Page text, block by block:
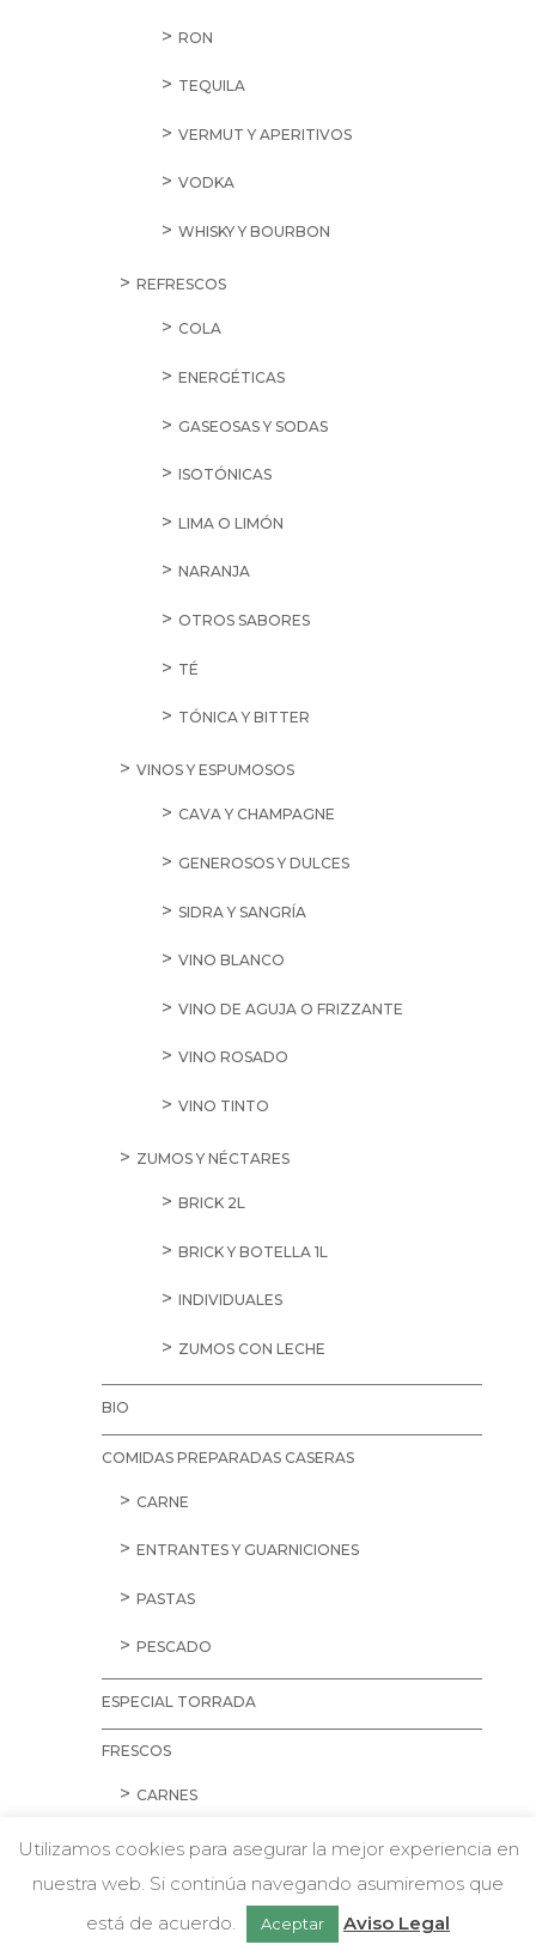
RON
TEQUILA
VERMUT Y APERITIVOS
VODKA
WHISKY Y BOURBON
REFRESCOS
COLA
ENERGÉTICAS
GASEOSAS Y SODAS
ISOTÓNICAS
LIMA O LIMÓN
NARANJA
OTROS SABORES
TÉ
TÓNICA Y BITTER
VINOS Y ESPUMOSOS
CAVA Y CHAMPAGNE
GENEROSOS Y DULCES
SIDRA Y SANGRÍA
VINO BLANCO
VINO DE AGUJA O FRIZZANTE
VINO ROSADO
VINO TINTO
ZUMOS Y NÉCTARES
BRICK 2L
BRICK Y BOTELLA 1L
INDIVIDUALES
ZUMOS CON LECHE
BIO
COMIDAS PREPARADAS CASERAS
CARNE
ENTRANTES Y GUARNICIONES
PASTAS
PESCADO
ESPECIAL TORRADA
FRESCOS
CARNES
CARNE PICADA
w Chatea con nosotros
Utilizamos cookies para asegurar la mejor experiencia en
nuestra web. Si continúa navegando asumiremos que
está de acuerdo.
Aceptar Aviso Legal